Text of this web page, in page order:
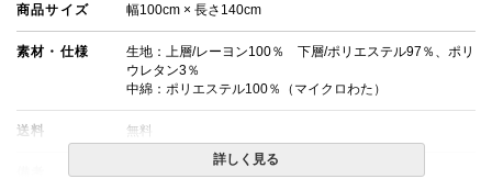
商品サイズ 幅100cm × 長さ140cm
素材・仕様
生地：上層/レーヨン100％ 下層/ポリエステル97％、ポリ
ウレタン3％
中綿：ポリエステル100％（マイクロわた）
送料 無料
詳しく見る